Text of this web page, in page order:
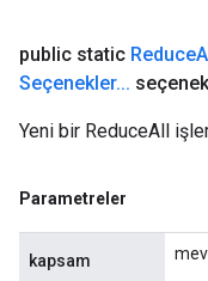
public static Reduce
Seçenekler...
Yeni bir ReduceAll
Parametreler
kapsam